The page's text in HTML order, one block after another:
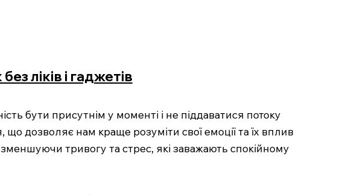
ліків і гаджетів
бути присутнім у моменті і не піддаватися потоку
дозволяє нам краще розуміти свої емоції та їх вплив
тривогу та стрес, які заважають спокійному